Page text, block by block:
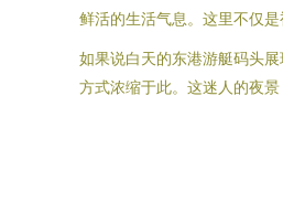
鲜活的生活气息。这里不仅
如果说白天的东港游艇码头
方式浓缩于此。这迷人的夜